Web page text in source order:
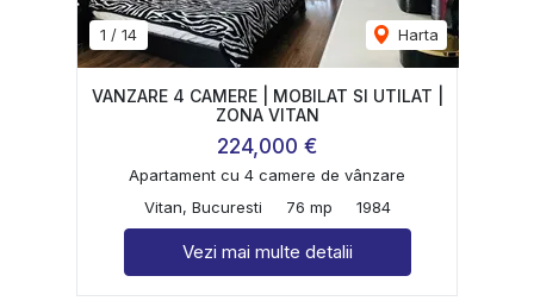
1 / 14 Harta
VANZARE 4 CAMERE | MOBILAT SI UTILAT |
ZONA VITAN
224,000 €
Apartament cu 4 camere de vânzare
Vitan, Bucuresti
76 mp 1984
Vezi mai multe detalii